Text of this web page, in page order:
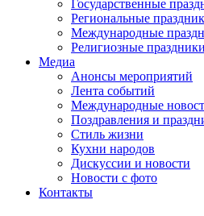
Государственные
Региональные
Международные
Религиозные праздники
Медиа
Анонсы мероприятий
Лента событий
Международные
Поздравления и
Cтиль жизни
Кухни народов
Дискуссии и новости
Новости с фото
Контакты